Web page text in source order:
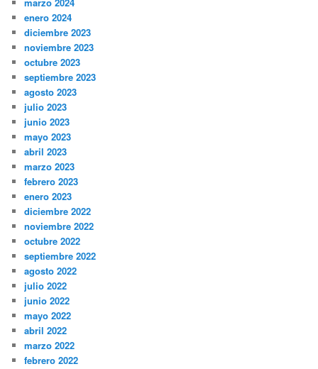
enero 2024
diciembre 2023
noviembre 2023
octubre 2023
septiembre 2023
agosto 2023
julio 2023
junio 2023
mayo 2023
abril 2023
marzo 2023
febrero 2023
enero 2023
diciembre 2022
noviembre 2022
octubre 2022
septiembre 2022
agosto 2022
julio 2022
junio 2022
mayo 2022
abril 2022
marzo 2022
febrero 2022